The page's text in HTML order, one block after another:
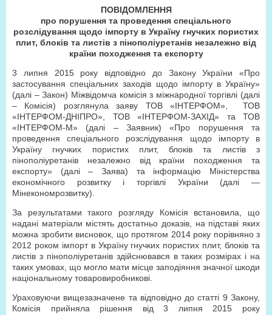
ПОВІДОМЛЕННЯ
про порушення та проведення спеціального
розслідування щодо імпорту в Україну гнучких пористих
плит, блоків та листів з пінополіуретанів незалежно від
країни походження та експорту
3 липня 2015 року відповідно до Закону України «Про
застосування спеціальних заходів щодо імпорту в Україну»
(далі – Закон) Міжвідомча комісія з міжнародної торгівлі (далі
– Комісія) розглянула заяву ТОВ «ІНТЕРФОМ», ТОВ
«ІНТЕРФОМ-ДНІПРО», ТОВ «ІНТЕРФОМ-ЗАХІД» та ТОВ
«ІНТЕРФОМ-М» (далі – Заявник) «Про порушення та
проведення спеціального розслідування щодо імпорту в
Україну гнучких пористих плит, блоків та листів з
пінополіуретанів незалежно від країни походження та
експорту» (далі – Заява) та інформацію Міністерства
економічного розвитку і торгівлі України (далі —
Мінекономрозвитку).
За результатами такого розгляду Комісія встановила, що
надані матеріали містять достатньо доказів, на підставі яких
можна зробити висновок, що протягом 2014 року порівняно з
2012 роком імпорт в Україну гнучких пористих плит, блоків та
листів з пінополіуретанів здійснювався в таких розмірах і на
таких умовах, що могло мати місце заподіяння значної шкоди
національному товаровиробникові.
Ураховуючи вищезазначене та відповідно до статті 9 Закону,
Комісія прийняла рішення від 3 липня 2015 року